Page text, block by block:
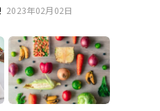
2023年02月02日